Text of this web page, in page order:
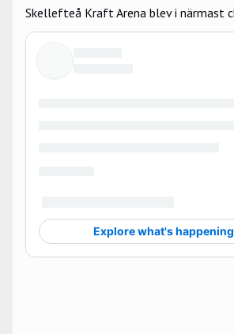
Skellefteå Kraft Arena blev i närmast